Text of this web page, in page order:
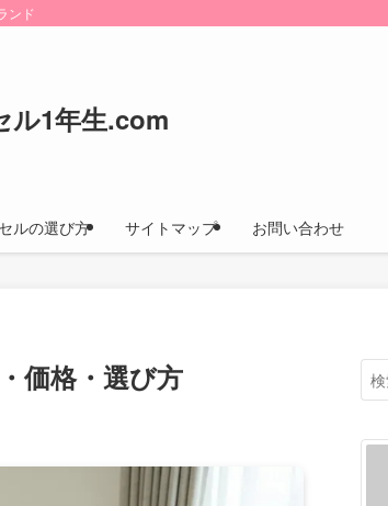
ドセルカタログのお取り寄せ方法や早期割引・特典などの情
ル1年生.com
ルの選び方 サイトマップ お問い合わせ
価格・選び方